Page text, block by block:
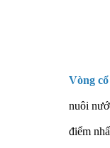
Vòng
nuôi
điểm